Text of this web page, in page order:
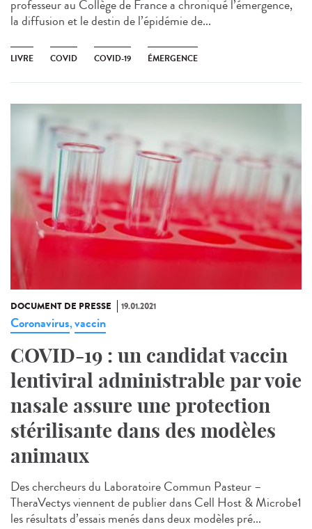
professeur au Collège de France a chroniqué l’émergence,
la diffusion et le destin de l’épidémie de...
LIVRE COVID COVID-19 ÉMERGENCE
DOCUMENT DE PRESSE 19.01.2021
Coronavirus,vaccin
COVID-19 : un candidat vaccin
lentiviral administrable par voie
nasale assure une protection
stérilisante dans des modèles
animaux
Des chercheurs du Laboratoire Commun Pasteur –
TheraVectys viennent de publier dans Cell Host & Microbe1
les résultats d’essais menés dans deux modèles pré...